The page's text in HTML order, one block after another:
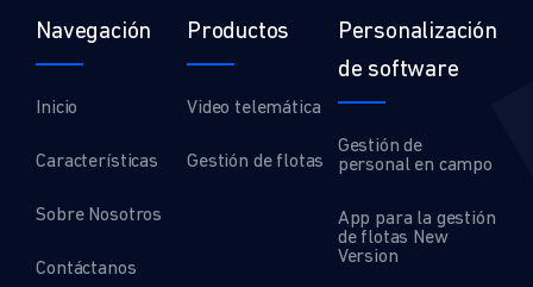
Navegación
Inicio
Características
Sobre Nosotros
Contáctanos
Productos
Video telemática
Gestión de flotas
Personalización
de software
Gestión de
personal en campo
App para la gestión
de flotas New
Version